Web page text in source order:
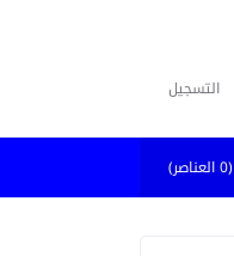
التسجيل
(
0العناصر)